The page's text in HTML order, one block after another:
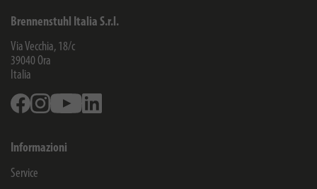
Brennenstuhl Italia S.r.l.
Via Vecchia, 18/c
39040Ora
Italia
FacebookInstagramYoutube
Informazioni
Service